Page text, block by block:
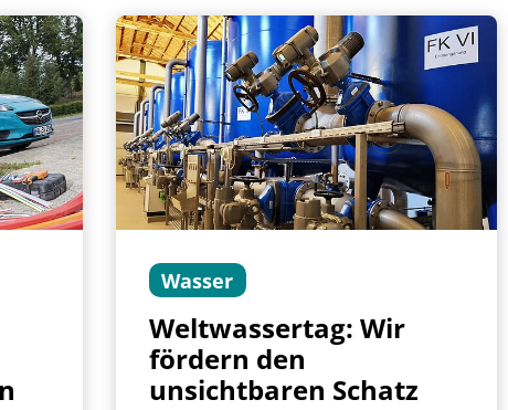
Wasser
Weltwassertag: Wir
fördern den
unsichtbaren Schatz